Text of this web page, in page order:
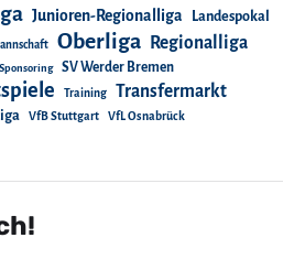
Junioren-Regionalliga
Landespokal
Oberliga Regionalliga
Sponsoring SV Werder Bremen
Training Transfermarkt
VfB Stuttgart VfL Osnabrück